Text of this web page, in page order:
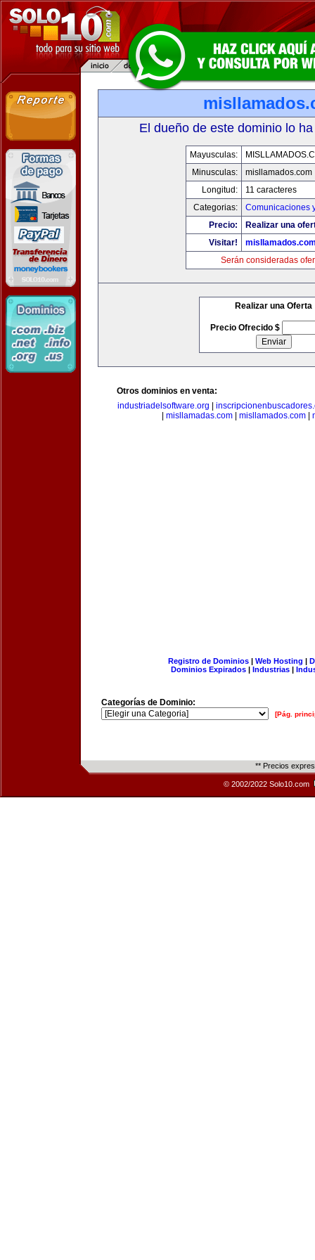
El dueño de este dominio lo
Mayusculas:
Minusculas:
misllamados.com
Longitud:
11 caracteres
Categorias:
Comunicaciones
Precio:
Realizar una
Visitar!
Serán consideradas
Realizar una Oferta
Precio Ofrecido $
Otros dominios en venta:
industriadelsoftware.org
misllamadas.com| misllamados.com|
Registro de Dominios| Web Hosting |
Dominios Expirados | Industrias |
Categorías de Dominio:
[Pág.
** Precios
© 2002/2022 Solo10.com